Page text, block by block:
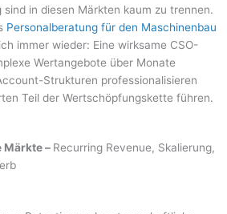
sind in diesen Märkten kaum zu trennen.
Personalberatung für den Maschinenbau
immer wieder: Eine wirksame CSO-
Wertangebote über Monate
Strukturen professionalisieren
Teil der Wertschöpfungskette führen.
Märkte – Recurring Revenue, Skalierung,